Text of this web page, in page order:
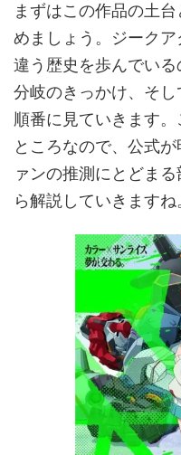
まずはこの作品の土
めましょう。ジーク
違う歴史を歩んでいる
分岐のきっかけ、そ
順番に見ていきます
ところなので、公式
ァンの推測にとどま
ら解説していきますね